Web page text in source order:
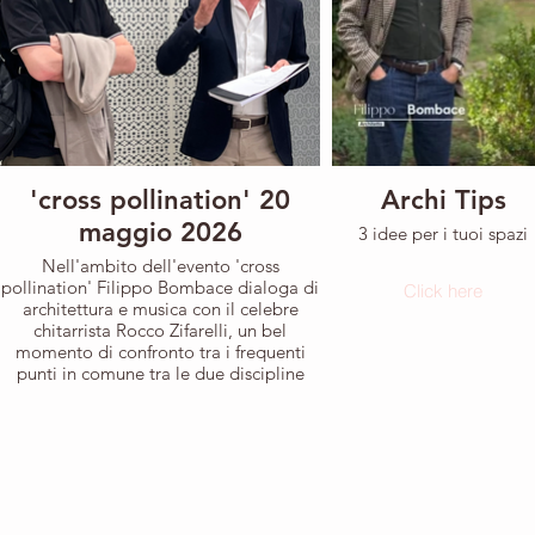
'cross pollination' 20
maggio 2026
Nell'ambito dell'evento 'cross
pollination' Filippo Bombace dialoga di
architettura e musica con il celebre
chitarrista Rocco Zifarelli, un bel
momento di confronto tra i frequenti
punti in comune tra le due discipline
Archi Tips
3 idee per i tuoi spazi
Click here